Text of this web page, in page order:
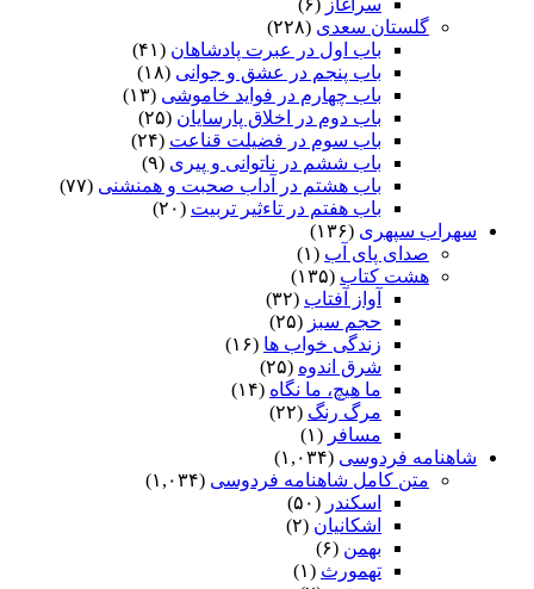
گلستان سعدی (۲۲۸)
باب اول در عبرت پادشاهان (۴۱)
باب پنجم در عشق و جوانى (۱۸)
باب چهارم در فواید خاموشى (۱۳)
باب دوم در اخلاق پارسایان (۲۵)
باب سوم در فضیلت قناعت (۲۴)
باب ششم در ناتوانى و پیرى (۹)
باب هشتم در آداب صحبت و همنشنى (۷۷)
باب هفتم در تاءثیر تربیت (۲۰)
سهراب سپهری (۱۳۶)
صدای پای آب (۱)
هشت کتاب (۱۳۵)
آواز آفتاب (۳۲)
حجم سبز (۲۵)
زندگی خواب ها (۱۶)
شرق اندوه (۲۵)
ما هیچ، ما نگاه (۱۴)
مرگ رنگ (۲۲)
مسافر (۱)
شاهنامه فردوسی (۱,۰۳۴)
متن کامل شاهنامه فردوسی (۱,۰۳۴)
اسکندر (۵۰)
اشکانیان (۲)
بهمن (۶)
تهمورث (۱)